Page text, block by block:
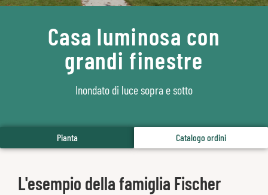
Casa luminosa con
grandi finestre
Inondato di luce sopra e sotto
Pianta Catalogo ordini
L'esempio della famiglia Fischer